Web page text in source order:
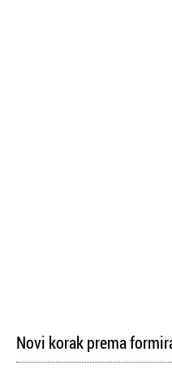
Novi korak prema